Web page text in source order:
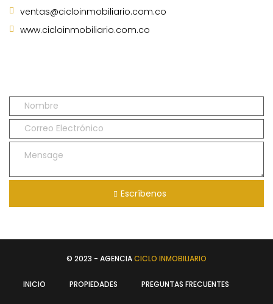
ventas@cicloinmobiliario.com.co
www.cicloinmobiliario.com.co
Escríbenos
© 2023 - AGENCIACICLO INMOBILIARIO
INICIO PROPIEDADES PREGUNTAS FRECUENTES